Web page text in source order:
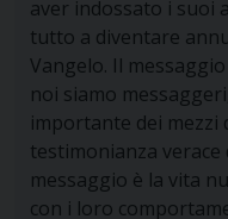
aver indossato i suoi
tutto a diventare
Vangelo. Il
noi siamo
importante dei mezzi
testimonianza verace
messaggio è la vita
con i loro